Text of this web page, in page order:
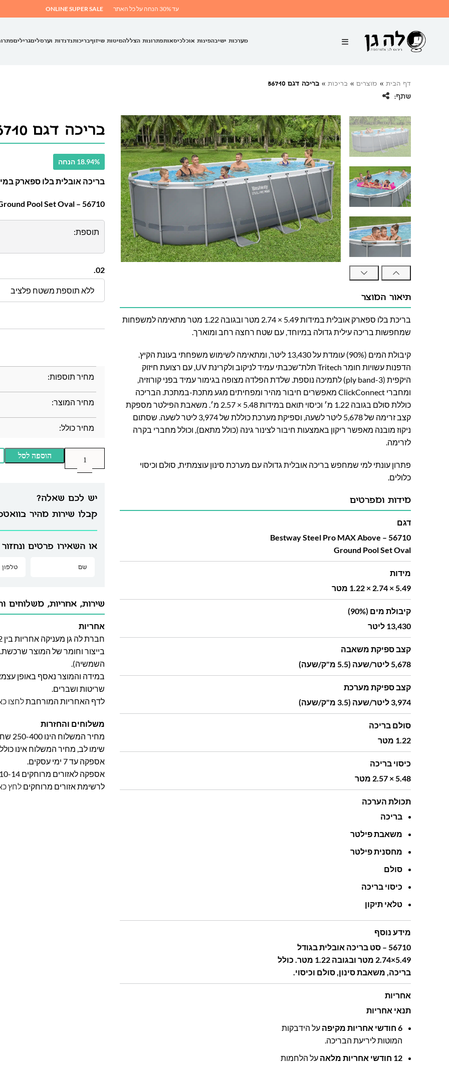
עד 30% הנחה על כל האתר ONLINE SUPER SALE
מערכות ישיבהפינות אוכלכיסאותפתרונות הצללהמיטות שיזוףבריכותנדנדות וערסליםגרילים
דף הבית » מוצרים » בריכות » בריכה דגם 56710
שתף:
תיאור המוצר
בריכת בלו ספארק אובלית במידות 5.49 × 2.74 מטר ובגובה 1.22 מטר מתאימה למשפחות
שמחפשות בריכה עילית גדולה במיוחד, עם שטח רחצה רחב ומוארך.
קיבולת המים (90%) עומדת על 13,430 ליטר, ומתאימה לשימוש משפחתי בעונת הקיץ.
הדפנות עשויות חומר Tritech תלת־שכבתי עמיד לניקוב ולקרינת UV, עם רצועת חיזוק
היקפית (3-ply band) לתמיכה נוספת. שלדת הפלדה מצופה בגימור עמיד בפני קורוזיה,
ומחברי ClickConnect מאפשרים חיבור מהיר ומפחיתים מגע מתכת-במתכת. הבריכה
כוללת סולם בגובה 1.22 מ׳ וכיסוי תואם במידות 5.48 × 2.57 מ׳. משאבת הפילטר מספקת
קצב זרימה של 5,678 ליטר לשעה, וספיקת מערכת כוללת של 3,974 ליטר לשעה. שסתום
ניקוז מובנה מאפשר ריקון באמצעות חיבור לצינור גינה (כולל מתאם), וכולל מחברי בקרה
לזרימה.
פתרון עונתי למי שמחפש בריכה אובלית גדולה עם מערכת סינון עוצמתית, סולם וכיסוי
כלולים.
מידות ומפרטים
דגם
56710 – Bestway Steel Pro MAX Above
Ground Pool Set Oval
מידות
5.49 × 2.74 × 1.22 מטר
קיבולת מים (90%)
13,430 ליטר
קצב ספיקת משאבה
5,678 ליטר/שעה (5.5 מ"ק/שעה)
קצב ספיקת מערכת
3,974 ליטר/שעה (3.5 מ"ק/שעה)
סולם בריכה
1.22 מטר
כיסוי בריכה
5.48 × 2.57 מטר
תכולת הערכה
בריכה
משאבת פילטר
מחסנית פילטר
סולם
כיסוי בריכה
טלאי תיקון
מידע נוסף
56710 – סט בריכה אובלית בגודל
5.49×2.74 מטר ובגובה 1.22 מטר. כולל
בריכה, משאבת סינון, סולם וכיסוי.
אחריות
תנאי אחריות
6 חודשי אחריות מקיפה
על הידבקות
המוטות ליריעת הבריכה.
12 חודשי אחריות מלאה
על הלחמות
בריכה דגם 56710
18.94% הנחה
בריכה אובלית בלו ספארק במידות 5.49 × 2.74
56710 – Bestway Steel Pro MAX Above Ground Pool Set Oval
תוספת:
02.
ללא תוספת משטח פלציב
מחיר תוספות:
מחיר המוצר:
מחיר כולל:
הוספה לסל
יש לכם שאלה?
קבלו שירות מהיר
או השאירו פרטים
שירות, אחריות, משלוחים
אחריות
בייצור וחומר של המוצר שרכשת.
השמשיה).
במידה והמוצר נאסף באופן
שריטות ושברים.
לדף האחריות המורחבתלחצו
משלוחים והחזרות
מחיר המשלוח הינו 250-400 שח וייקבע על פי אזור מגוריכם.
שימו לב, מחיר המשלוח אינו
אספקה עד 7 ימי עסקים.
אספקה לאזורים מרוחקים 10-14 ימי עסקים
לרשימת אזורים מרוחקים לחץ